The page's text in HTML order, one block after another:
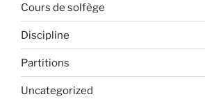
Cours de solfège
Discipline
Partitions
Uncategorized